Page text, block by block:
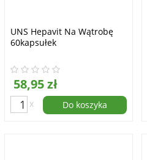
UNS Hepavit Na Wątrobę
60kapsułek
58,95 zł
x Do koszyka